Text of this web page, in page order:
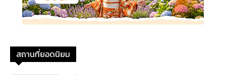
สถานที่ยอดนิยม